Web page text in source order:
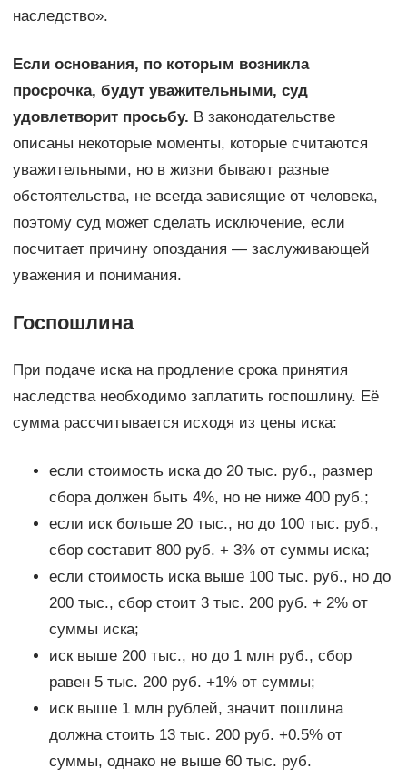
наследство».
Если основания, по которым возникла
просрочка, будут уважительными, суд
удовлетворит просьбу. В законодательстве
описаны некоторые моменты, которые считаются
уважительными, но в жизни бывают разные
обстоятельства, не всегда зависящие от человека,
поэтому суд может сделать исключение, если
посчитает причину опоздания — заслуживающей
уважения и понимания.
Госпошлина
При подаче иска на продление срока принятия
наследства необходимо заплатить госпошлину. Её
сумма рассчитывается исходя из цены иска:
если стоимость иска до 20 тыс. руб., размер
сбора должен быть 4%, но не ниже 400 руб.;
если иск больше 20 тыс., но до 100 тыс. руб.,
сбор составит 800 руб. + 3% от суммы иска;
если стоимость иска выше 100 тыс. руб., но до
200 тыс., сбор стоит 3 тыс. 200 руб. + 2% от
суммы иска;
иск выше 200 тыс., но до 1 млн руб., сбор
равен 5 тыс. 200 руб. +1% от суммы;
иск выше 1 млн рублей, значит пошлина
должна стоить 13 тыс. 200 руб. +0.5% от
суммы, однако не выше 60 тыс. руб.